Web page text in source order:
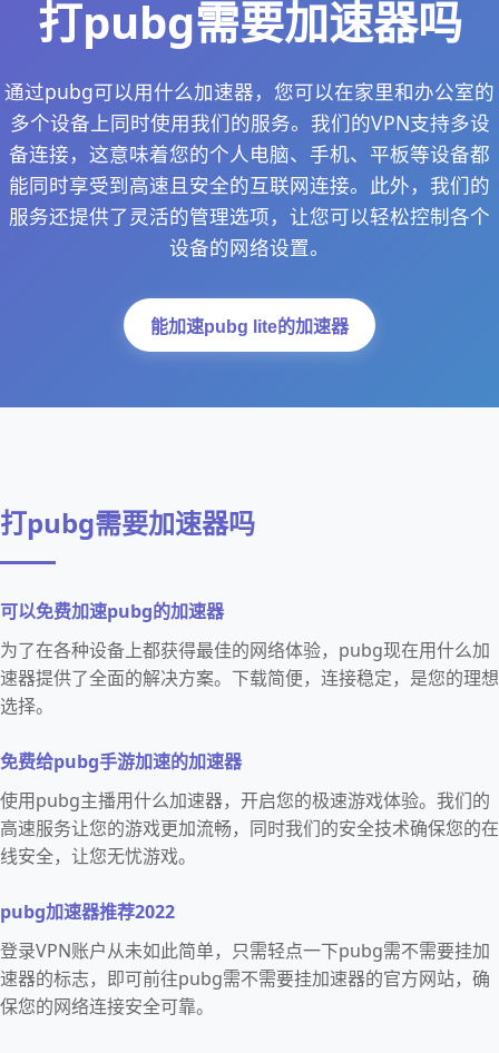
打pubg需要加速器吗
通过pubg可以用什么加速器，您可以在家里和办公室的
多个设备上同时使用我们的服务。我们的VPN支持多设
备连接，这意味着您的个人电脑、手机、平板等设备都
能同时享受到高速且安全的互联网连接。此外，我们的
服务还提供了灵活的管理选项，让您可以轻松控制各个
设备的网络设置。
能加速pubg lite的加速器
打pubg需要加速器吗
可以免费加速pubg的加速器
为了在各种设备上都获得最佳的网络体验，pubg现在用什么加
速器提供了全面的解决方案。下载简便，连接稳定，是您的理想
选择。
免费给pubg手游加速的加速器
使用pubg主播用什么加速器，开启您的极速游戏体验。我们的
高速服务让您的游戏更加流畅，同时我们的安全技术确保您的在
线安全，让您无忧游戏。
pubg加速器推荐2022
登录VPN账户从未如此简单，只需轻点一下pubg需不需要挂加
速器的标志，即可前往pubg需不需要挂加速器的官方网站，确
保您的网络连接安全可靠。